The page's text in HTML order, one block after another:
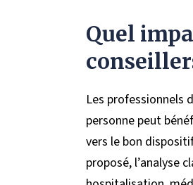
Quel
Les professionnels
personne peut
vers le bon
proposé, l’analyse